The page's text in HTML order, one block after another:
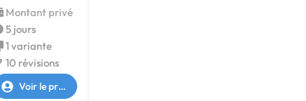
Montant privé
5 jours
1 variante
10 révisions
Voir le profil